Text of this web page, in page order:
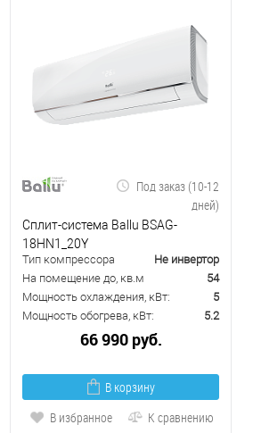
Под заказ (10-12
дней)
Сплит-система Ballu BSAG-
18HN1_20Y
Тип компрессора
Не инвертор
На помещение до, кв.м
54
Мощность охлаждения, кВт:
5
Мощность обогрева, кВт:
5.2
66 990 руб.
В корзину
В избранное
К сравнению